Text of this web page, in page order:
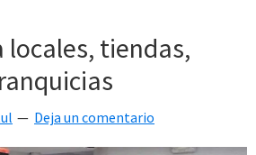
locales, tiendas,
Deja un comentario